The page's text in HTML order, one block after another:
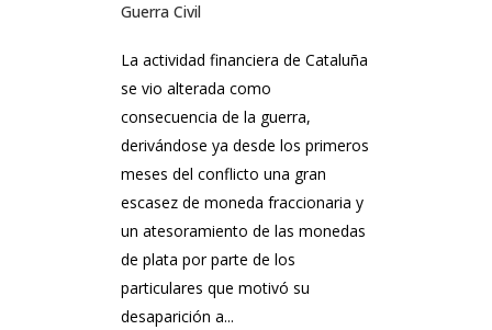
Guerra Civil
La actividad financiera de Cataluña
se vio alterada como
consecuencia de la guerra,
derivándose ya desde los primeros
meses del conflicto una gran
escasez de moneda fraccionaria y
un atesoramiento de las monedas
de plata por parte de los
particulares que motivó su
desaparición a...